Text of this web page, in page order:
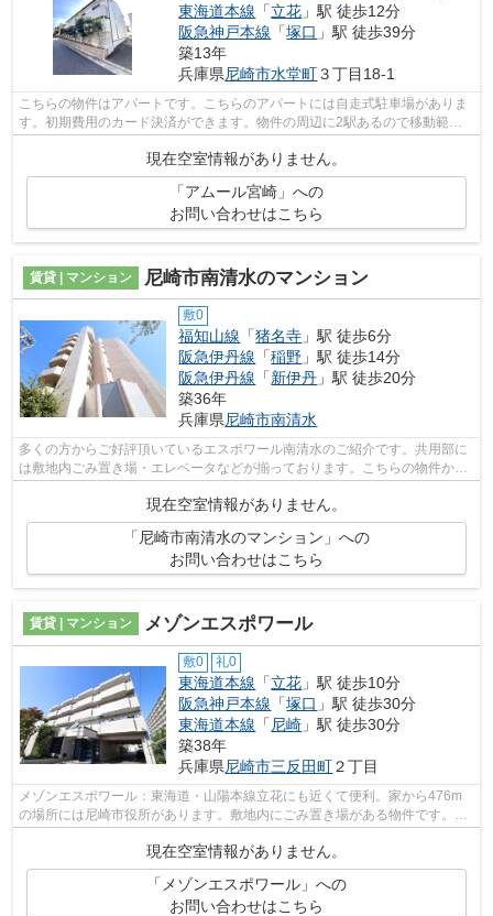
東海道本線 「立花 」駅 徒歩12分
阪急神戸本線 「塚口 」駅 徒歩39分
築13年
兵庫県尼崎市水堂町３丁目18-1
こちらの物件はアパートです。こちらのアパートには自走式駐車場がありま
す。初期費用のカード決済ができます。物件の周辺に2駅あるので移動範囲
も広がります。当社スタッフが地域の賃...
現在空室情報がありません。
「アムール宮崎」への
お問い合わせはこちら
賃貸 | マンション 尼崎市南清水のマンション
敷0
福知山線 「猪名寺 」駅 徒歩6分
阪急伊丹線 「稲野 」駅 徒歩14分
阪急伊丹線 「新伊丹 」駅 徒歩20分
築36年
兵庫県尼崎市南清水
多くの方からご好評頂いているエスポワール南清水のご紹介です。共用部に
は敷地内ごみ置き場・エレベータなどが揃っております。こちらの物件から
現在空室情報がありません。
「尼崎市南清水のマンション」への
お問い合わせはこちら
賃貸 | マンション メゾンエスポワール
敷0 礼0
東海道本線 「立花 」駅 徒歩10分
阪急神戸本線 「塚口 」駅 徒歩30分
東海道本線 「 尼崎 」駅 徒歩30分
築38年
兵庫県尼崎市三反田町２丁目
メゾンエスポワール：東海道・山陽本線立花にも近くて便利。家から476m
の場所には尼崎市役所があります。敷地内にごみ置き場がある物件です。幅
現在空室情報がありません。
「メゾンエスポワール」への
お問い合わせはこちら